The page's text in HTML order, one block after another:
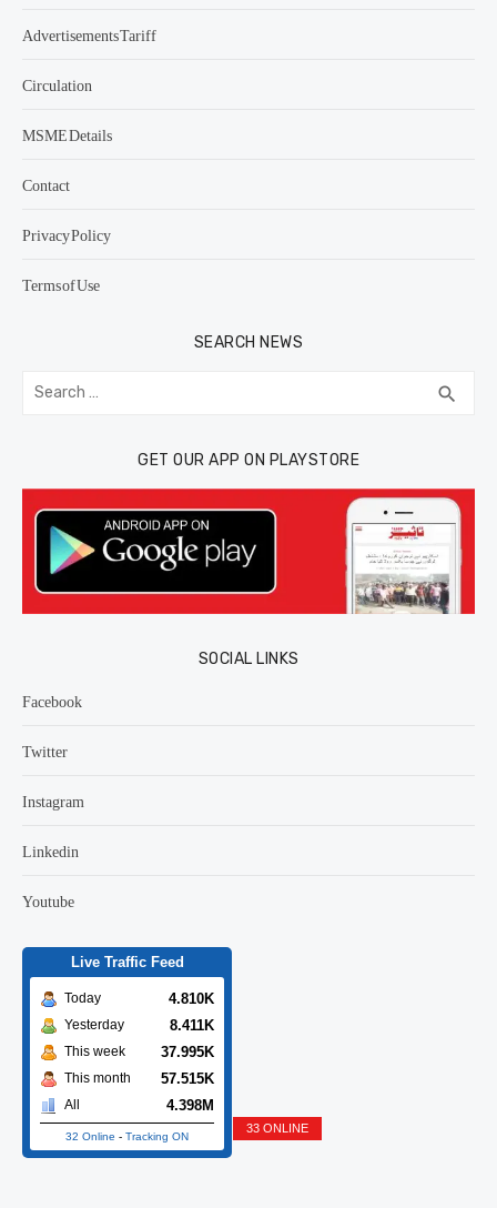
Advertisements Tariff
Circulation
MSME Details
Contact
Privacy Policy
Terms of Use
SEARCH NEWS
Search
for: search
GET OUR APP ON PLAYSTORE
SOCIAL LINKS
Facebook
Twitter
Instagram
Linkedin
Youtube
Live Traffic Feed
Today 4.810K
Yesterday 8.411K
This week 37.995K
This month 57.515K
All 4.398M
32 Online - Tracking ON
33 ONLINE